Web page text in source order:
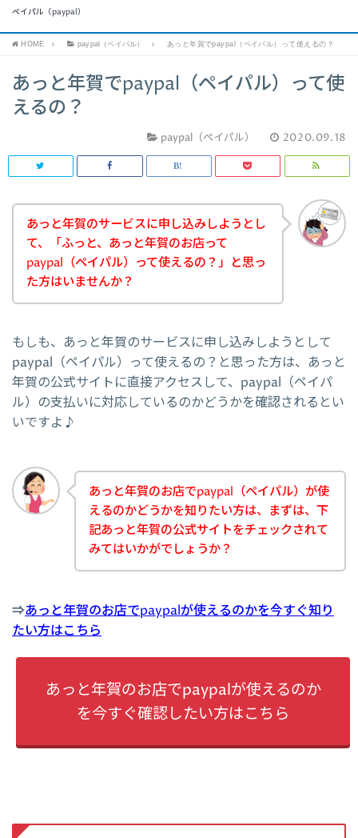
ペイパル（paypal）
HOME paypal（ペイパル） あっと年賀でpaypal（ペイパル）って使えるの？
あっと年賀でpaypal（ペイパル）って使
えるの？
paypal（ペイパル） 2020.09.18
あっと年賀のサービスに申し込みしようとし
て、「ふっと、あっと年賀のお店って
paypal（ペイパル）って使えるの？」と思っ
た方はいませんか？
もしも、あっと年賀のサービスに申し込みしようとして
paypal（ペイパル）って使えるの？と思った方は、あっと
年賀の公式サイトに直接アクセスして、paypal（ペイパ
ル）の支払いに対応しているのかどうかを確認されるとい
いですよ♪
あっと年賀のお店でpaypal（ペイパル）が使
えるのかどうかを知りたい方は、まずは、下
記あっと年賀の公式サイトをチェックされて
みてはいかがでしょうか？
⇒あっと年賀のお店でpaypalが使えるのかを今すぐ知り
たい方はこちら
あっと年賀のお店でpaypalが使えるのか
を今すぐ確認したい方はこちら